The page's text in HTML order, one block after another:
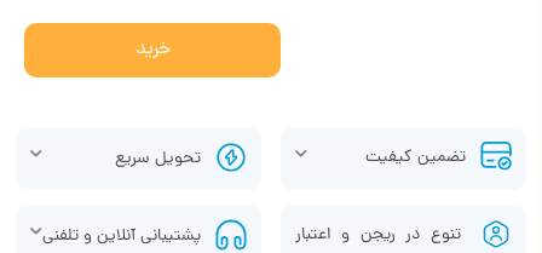
خرید
تضمین کیفیت تحویل سریع
تنوع در ریجن و اعتبار
پشتیبانی آنلاین و تلفنی